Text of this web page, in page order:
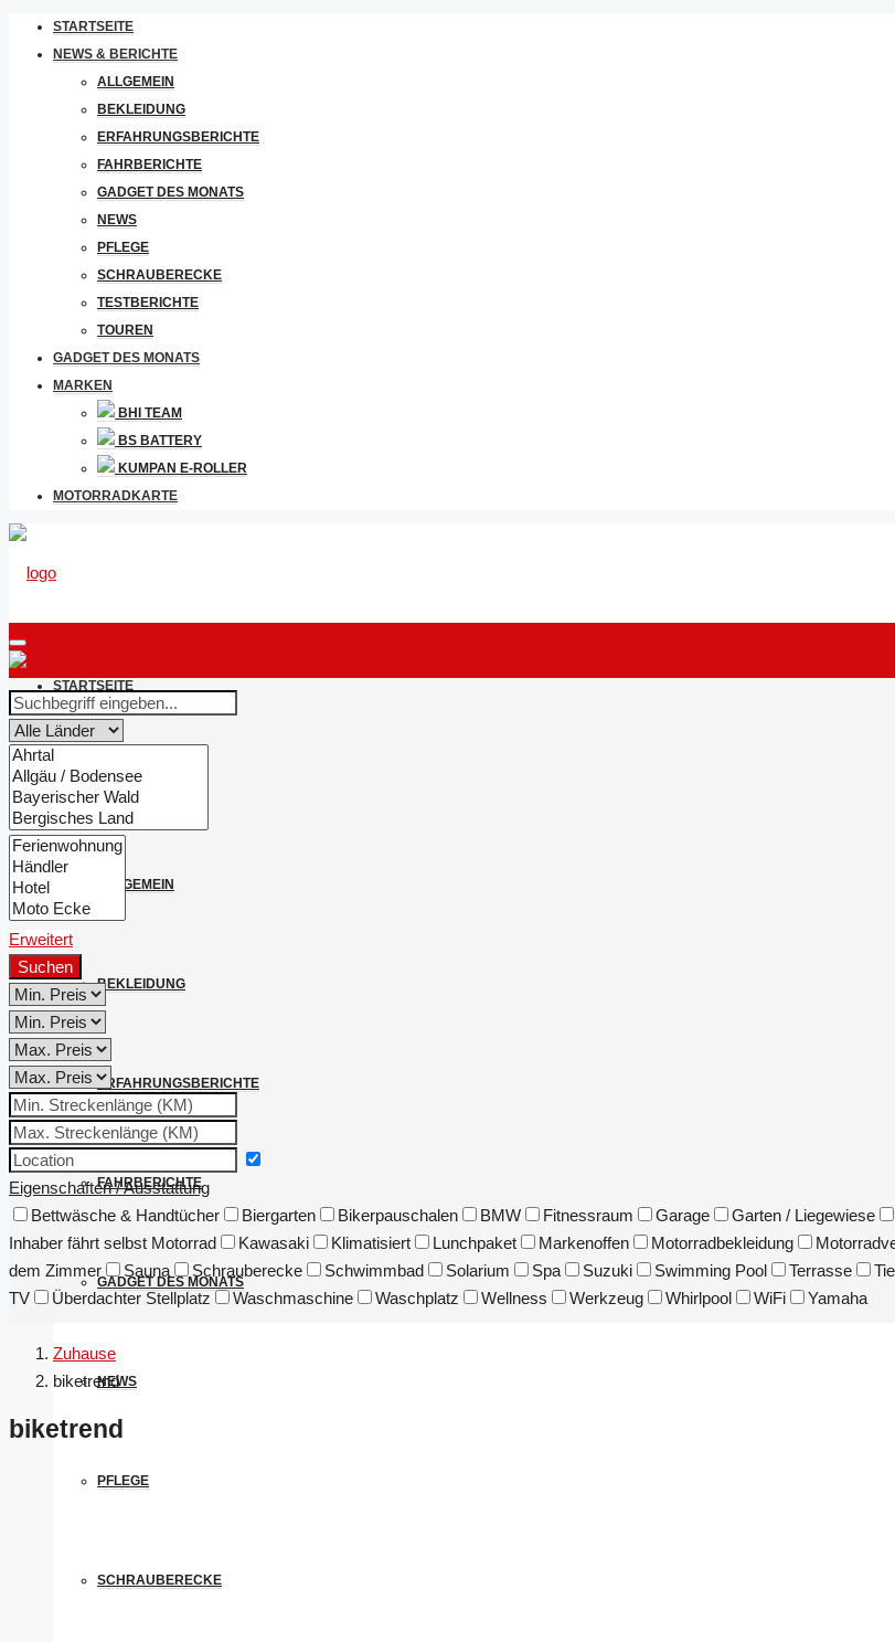
STARTSEITE
NEWS & BERICHTE
ALLGEMEIN
BEKLEIDUNG
ERFAHRUNGSBERICHTE
FAHRBERICHTE
GADGET DES MONATS
NEWS
PFLEGE
SCHRAUBERECKE
TESTBERICHTE
TOUREN
GADGET DES MONATS
MARKEN
BHI TEAM
BS BATTERY
KUMPAN E-ROLLER
MOTORRADKARTE
STARTSEITE
NEWS & BERICHTE
ALLGEMEIN
BEKLEIDUNG
ERFAHRUNGSBERICHTE
FAHRBERICHTE
GADGET DES MONATS
NEWS
PFLEGE
SCHRAUBERECKE
Erweitert
Suchen
Eigenschaften / Ausstattung
Bettwäsche & Handtücher
Biergarten Bikerpauschalen BMW Fitnessraum Garage Garten / Liegewiese
Inhaber fährt selbst Motorrad
Kawasaki Klimatisiert Lunchpaket Markenoffen Motorradbekleidung
dem Zimmer
Sauna Schrauberecke Schwimmbad Solarium Spa Suzuki Swimming Pool Terrasse
TV
Überdachter Stellplatz Waschmaschine Waschplatz Wellness Werkzeug Whirlpool WiFi Yamaha
Zuhause
biketrend
biketrend